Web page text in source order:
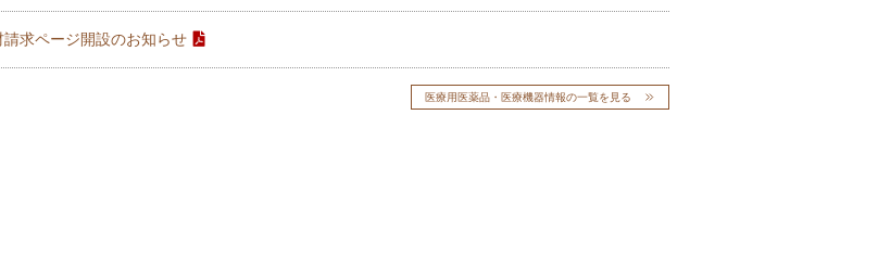
請求ページ開設のお知らせ
医療用医薬品・医療機器情報の一覧を見る